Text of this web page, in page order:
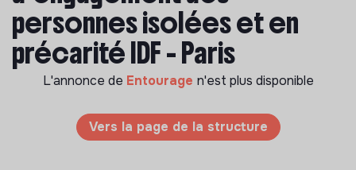
personnes isolées et en
précarité IDF - Paris
L'annonce de Entourage n'est plus disponible
Vers la page de la structure